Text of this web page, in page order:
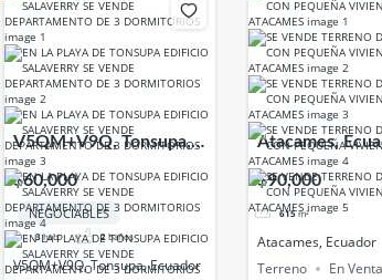
V5QM+V9Q, Tonsupa,
Ecuador
$60,000
NEGOCIABLES
3 hab 2 baños
V5QM+V9Q, Tonsupa, Ecuador
Atacames,
$90,000
615 m²
Atacames, Ecuador
Terreno
En Venta